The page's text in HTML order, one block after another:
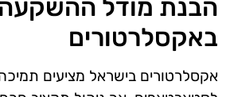
הבנת מודל ההשקעה
באקסלרטורים
אקסלרטורים בישראל מציעים